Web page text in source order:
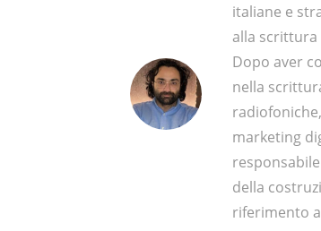
italiane e
alla scrittura
Dopo aver
nella
marketing
della
riferimento